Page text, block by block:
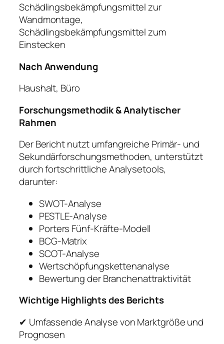
Schädlingsbekämpfungsmittel zur
Wandmontage,
Schädlingsbekämpfungsmittel zum
Einstecken
Nach Anwendung
Haushalt, Büro
Forschungsmethodik & Analytischer
Rahmen
Der Bericht nutzt umfangreiche Primär- und
Sekundärforschungsmethoden, unterstützt
durch fortschrittliche Analysetools,
darunter:
SWOT-Analyse
PESTLE-Analyse
Porters Fünf-Kräfte-Modell
BCG-Matrix
SCOT-Analyse
Wertschöpfungskettenanalyse
Bewertung der Branchenattraktivität
Wichtige Highlights des Berichts
✔ Umfassende Analyse von Marktgröße und
Prognosen